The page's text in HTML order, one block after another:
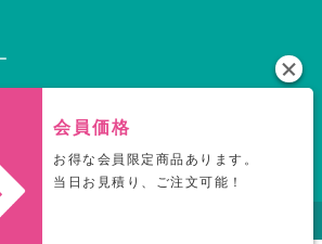
トレード Powered by SecurityHouse.
会員価格
お得な会員限定商品あります。
当日お見積り、ご注文可能！